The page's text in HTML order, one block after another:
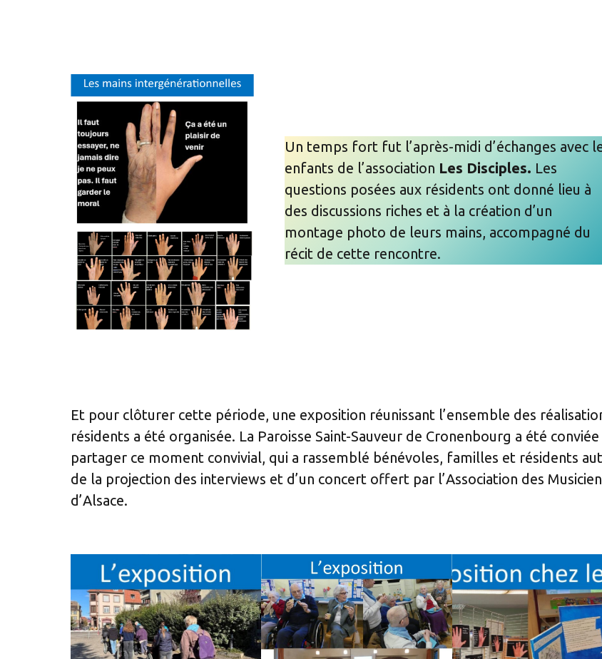
Un temps fort fut l’après-midi d’échanges avec
enfants de l’association Les Disciples. Les
questions posées aux résidents ont donné lieu à
des discussions riches et à la création d’un
montage photo de leurs mains, accompagné du
récit de cette rencontre.
Et pour clôturer cette période, une exposition réunissant l’ensemble des
résidents a été organisée. La Paroisse Saint-Sauveur de Cronenbourg a été conviée
partager ce moment convivial, qui a rassemblé bénévoles, familles et résidents
de la projection des interviews et d’un concert offert par l’Association des
d’Alsace.